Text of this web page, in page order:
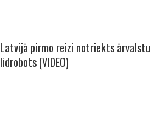
Latvijā pirmo reizi notriekts ārvalstu
lidrobots (VIDEO)